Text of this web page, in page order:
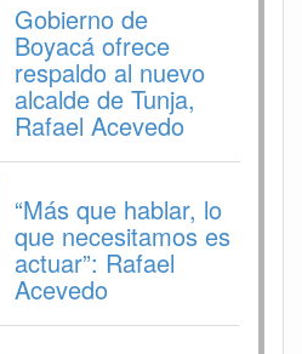
Gobierno de
Boyacá ofrece
respaldo al nuevo
alcalde de Tunja,
Rafael Acevedo
“Más que hablar, lo
que necesitamos es
actuar”: Rafael
Acevedo